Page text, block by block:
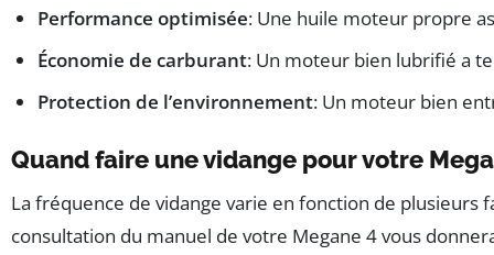
Performance optimisée: Une huile moteur propre
Économie de carburant: Un moteur bien lubrifié a
Protection de l’environnement: Un moteur bien
Quand faire une vidange pour votre
La fréquence de vidange varie en fonction de plusieurs
consultation du manuel de votre Megane 4 vous